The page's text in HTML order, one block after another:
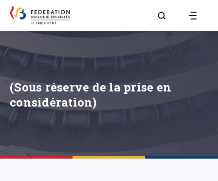
Aller à la page
(Sous réserve de la prise en
considération)